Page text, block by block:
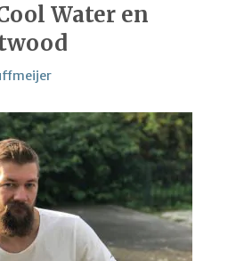
Water en